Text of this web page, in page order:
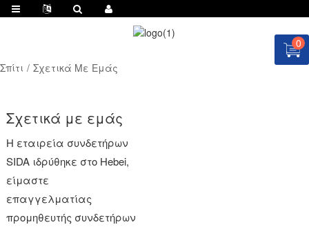
0
Σπίτι
Σχετικά Με Εμάς
Σχετικά με εμάς
Η εταιρεία συνδετήρων
SIDA ιδρύθηκε στο Hebei,
είμαστε
επαγγελματίας
προμηθευτής συνδετήρων